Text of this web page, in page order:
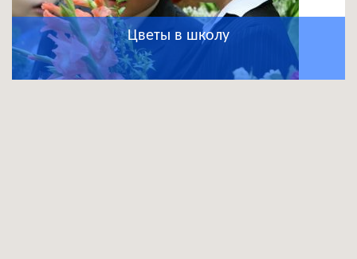
Цветы в школу